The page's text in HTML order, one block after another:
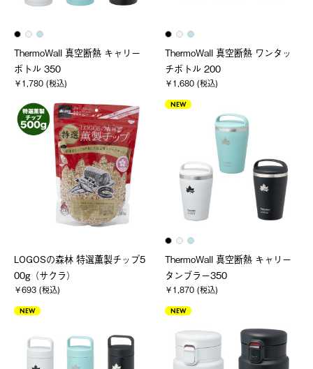
ThermoWall 真空断熱 キャリー
ボトル 350
￥1,780 (税込)
ThermoWall 真空断熱 ワンタッ
チボトル 200
￥1,680 (税込)
LOGOSの森林 特選薫製チップ5
00g（サクラ）
￥693 (税込)
NEW
ThermoWall 真空断熱 キャリー
タンブラー350
￥1,870 (税込)
NEW NEW